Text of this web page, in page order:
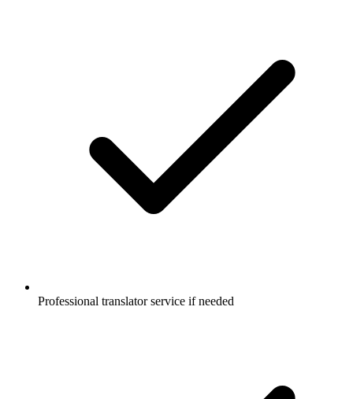
Professional translator service if needed